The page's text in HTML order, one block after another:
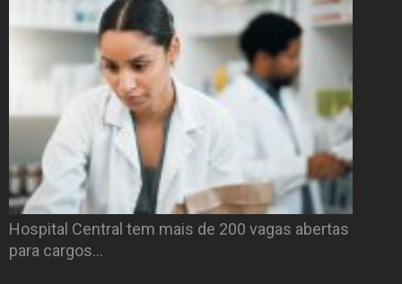
Hospital Central tem mais de 200 vagas abertas
para cargos…